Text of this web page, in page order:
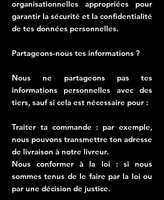
organisationnelles appropriées pour
garantir la sécurité et la confidentialité
de tes données personnelles.
Partageons-nous tes informations ?
Nous ne partageons pas tes
informations personnelles avec des
tiers, sauf si cela est nécessaire pour :
Traiter ta commande : par exemple,
nous pouvons transmettre ton adresse
de livraison à notre livreur.
Nous conformer à la loi : si nous
sommes tenus de le faire par la loi ou
par une décision de justice.